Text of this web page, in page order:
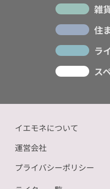
雑
住
ラ
ス
イエモネについて
運営会社
プライバシーポリシー